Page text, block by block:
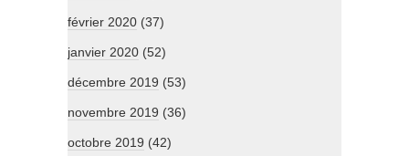
février 2020 (37)
janvier 2020 (52)
décembre 2019 (53)
novembre 2019 (36)
octobre 2019 (42)